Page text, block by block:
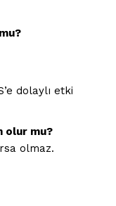
dolaylı etki
olur mu?
olmaz.